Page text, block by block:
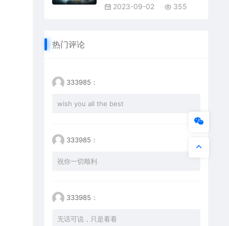
2023-09-02 355
热门评论
333985：
wish you all the best
333985：
祝你一切顺利
333985：
无话可说，只是看看